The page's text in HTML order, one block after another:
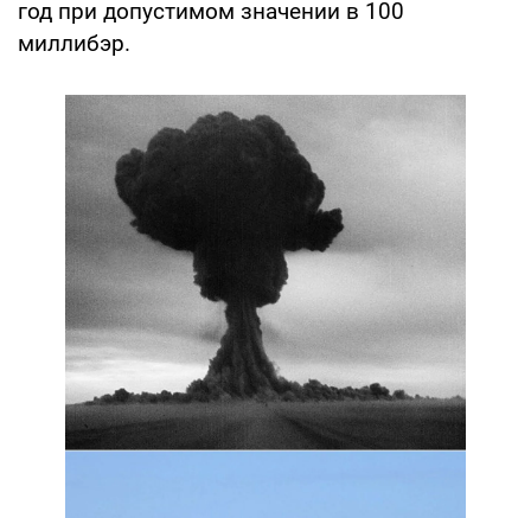
год при допустимом значении в 100
миллибэр.